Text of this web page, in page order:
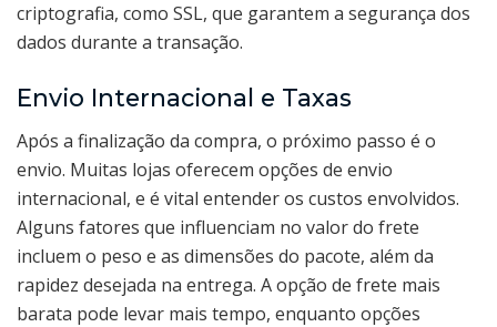
criptografia, como SSL, que garantem a segurança dos
dados durante a transação.
Envio Internacional e Taxas
Após a finalização da compra, o próximo passo é o
envio. Muitas lojas oferecem opções de envio
internacional, e é vital entender os custos envolvidos.
Alguns fatores que influenciam no valor do frete
incluem o peso e as dimensões do pacote, além da
rapidez desejada na entrega. A opção de frete mais
barata pode levar mais tempo, enquanto opções